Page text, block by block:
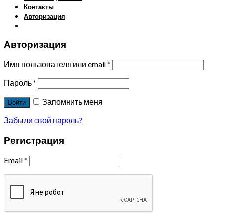
Контакты
Авторизация
Авторизация
Имя пользователя или email*
Пароль*
Войти
Запомнить меня
Забыли свой пароль?
Регистрация
Email*